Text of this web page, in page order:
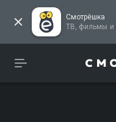
Смотрёшка